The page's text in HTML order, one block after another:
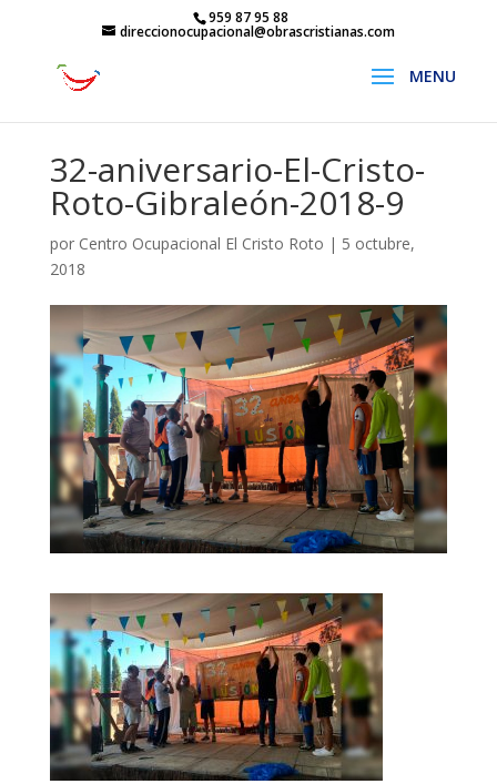
959 87 95 88
direccionocupacional@obrascristianas.com
32-aniversario-El-Cristo-
Roto-Gibraleón-2018-9
por Centro Ocupacional El Cristo Roto | 5 octubre,
2018